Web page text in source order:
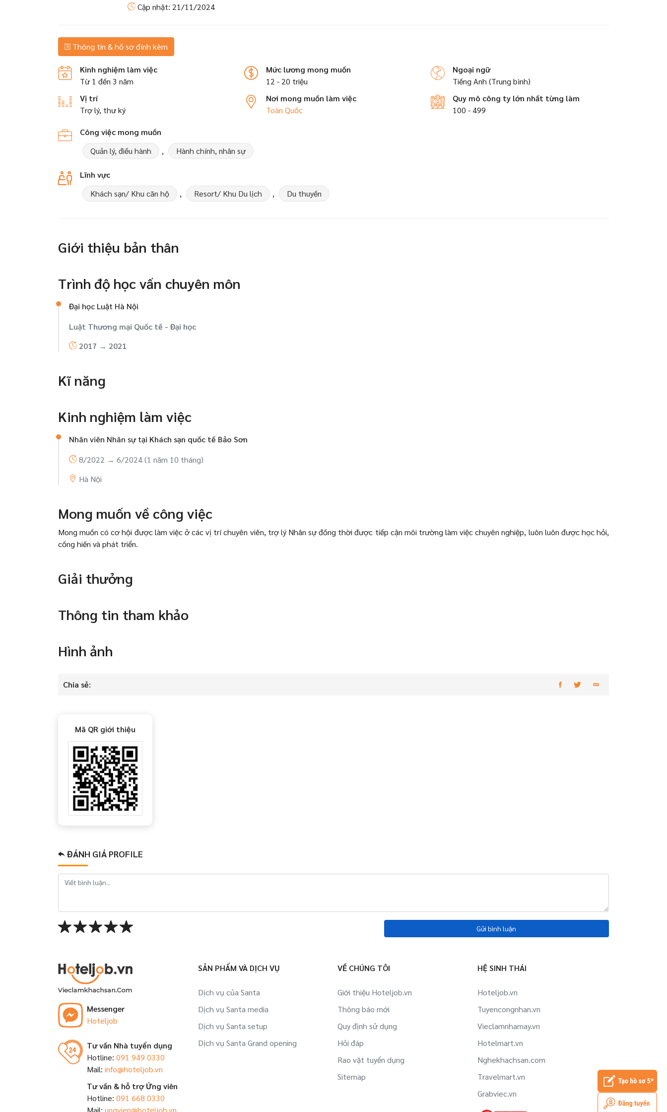
Cập nhật: 21/11/2024
Thông tin & hồ sơ đính kèm
Kinh nghiệm làm việc
Từ 1 đến 3 năm
Vị trí
Trợ lý, thư ký
Mức lương mong muốn
12 - 20 triệu
Nơi mong muốn làm việc
Toàn Quốc
Ngoại ngữ
Tiếng Anh (Trung bình)
Quy mô công ty lớn nhất từng làm
100 - 499
Công việc mong muốn
Quản lý, điều hành
, Hành chính, nhân sự
Lĩnh vực
Khách sạn/ Khu căn hộ
, Resort/ Khu Du lịch , Du thuyền
Giới thiệu bản thân
Trình độ học vấn chuyên môn
Đại học Luật Hà Nội
Luật Thương mại Quốc tế - Đại học
2017 → 2021
Kĩ năng
Kinh nghiệm làm việc
Nhân viên Nhân sự tại Khách sạn quốc tế Bảo Sơn
8/2022 → 6/2024(1 năm 10 tháng)
Hà Nội
Mong muốn về công việc
Mong muốn có cơ hội được làm việc ở các vị trí chuyên viên, trợ lý Nhân sự đồng thời được tiếp cận môi trường làm việc chuyên nghiệp, luôn luôn được học hỏi,
cống hiến và phát triển.
Giải thưởng
Thông tin tham khảo
Hình ảnh
Chia sẻ:
Mã QR giới thiệu
ĐÁNH GIÁ PROFILE
Gửi bình luận
Messenger
Hoteljob
Tư vấn Nhà tuyển dụng
Hotline: 091 949 0330
Mail: info@hoteljob.vn
Tư vấn & hỗ trợ Ứng viên
Hotline: 091 668 0330
Mail: ungvien@hoteljob.vn
SẢN PHẨM VÀ DỊCH VỤ
Dịch vụ của Santa
Dịch vụ Santa media
Dịch vụ Santa setup
Dịch vụ Santa Grand opening
VỀ CHÚNG TÔI
Giới thiệu Hoteljob.vn
Thông báo mới
Quy định sử dụng
Hỏi đáp
Rao vặt tuyển dụng
Sitemap
HỆ SINH THÁI
Hoteljob.vn
Tuyencongnhan.vn
Vieclamnhamay.vn
Hotelmart.vn
Nghekhachsan.com
Travelmart.vn
Grabviec.vn